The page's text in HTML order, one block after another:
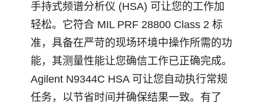
手持式频谱分析仪 (HSA) 可让您的工作加
轻松。它符合 MIL PRF 28800 Class 2 标
准，具备在严苛的现场环境中操作所需的功
能，其测量性能让您确信工作已正确完成。
Agilent N9344C HSA 可让您自动执行常规
任务，以节省时间并确保结果一致。有了